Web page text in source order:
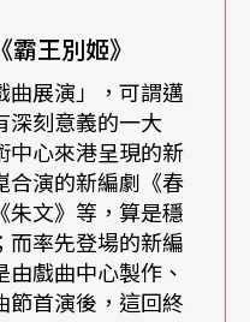
露天劇場，執導了備
，改編自義大
同名電影。維斯維爾
發現舞台上的風其實
即是一整面古老教皇
台中後方的大螢幕
利用平面創造不同的
王別姬》
曲展演」，可謂邁
深刻意義的一大
中心來港呈現的新
合演的新編劇《春
朱文》等，算是穩
而率先登場的新編
戲曲中心製作、
節首演後，這回終